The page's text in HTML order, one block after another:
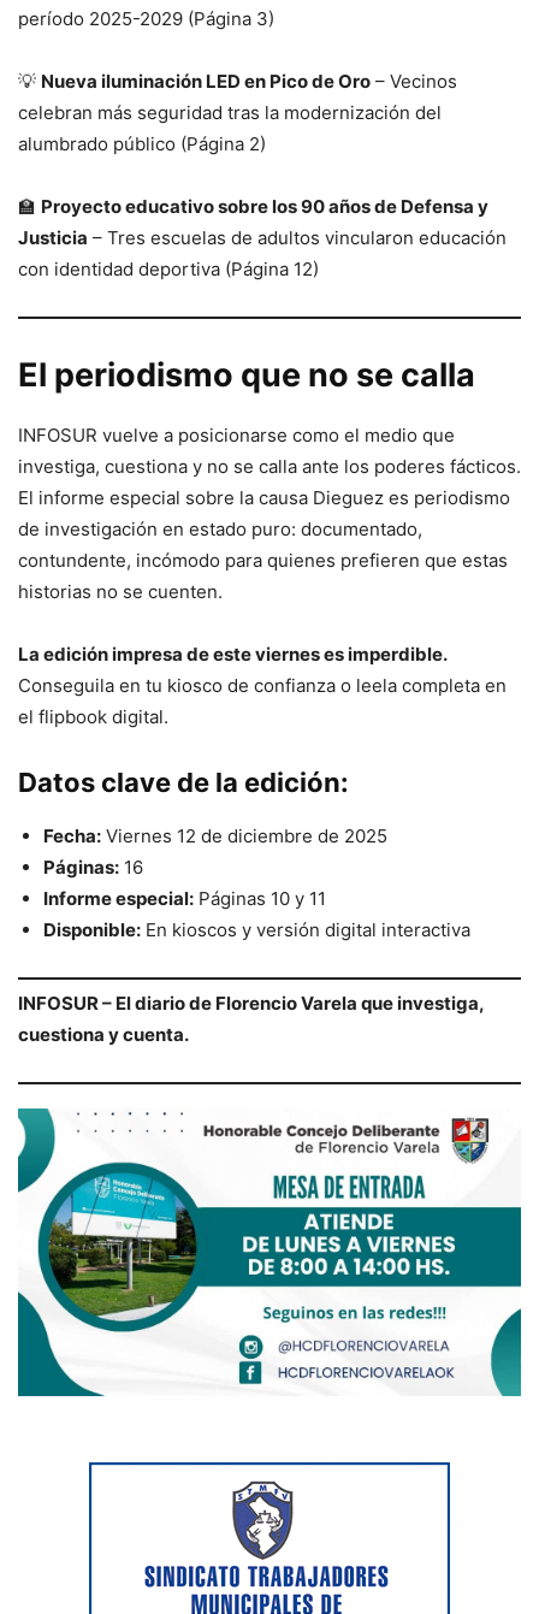
período 2025-2029 (Página 3)
💡 Nueva iluminación LED en Pico de Oro – Vecinos
celebran más seguridad tras la modernización del
alumbrado público (Página 2)
🏫 Proyecto educativo sobre los 90 años de Defensa y
Justicia – Tres escuelas de adultos vincularon educación
con identidad deportiva (Página 12)
El periodismo que no se calla
INFOSUR vuelve a posicionarse como el medio que
investiga, cuestiona y no se calla ante los poderes fácticos.
El informe especial sobre la causa Dieguez es periodismo
de investigación en estado puro: documentado,
contundente, incómodo para quienes prefieren que estas
historias no se cuenten.
La edición impresa de este viernes es imperdible.
Conseguila en tu kiosco de confianza o leela completa en
el flipbook digital.
Datos clave de la edición:
Fecha: Viernes 12 de diciembre de 2025
Páginas: 16
Informe especial: Páginas 10 y 11
Disponible: En kioscos y versión digital interactiva
INFOSUR – El diario de Florencio Varela que investiga,
cuestiona y cuenta.